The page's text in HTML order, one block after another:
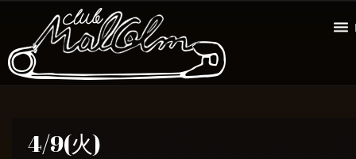
4/9(火)